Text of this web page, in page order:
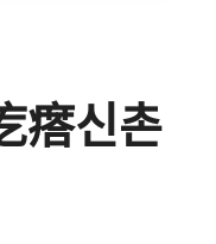
瘩신촌